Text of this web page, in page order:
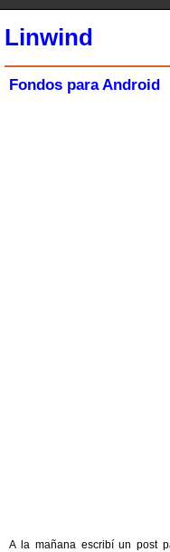
Linwind
Fondos para Android
A la mañana escribí un post